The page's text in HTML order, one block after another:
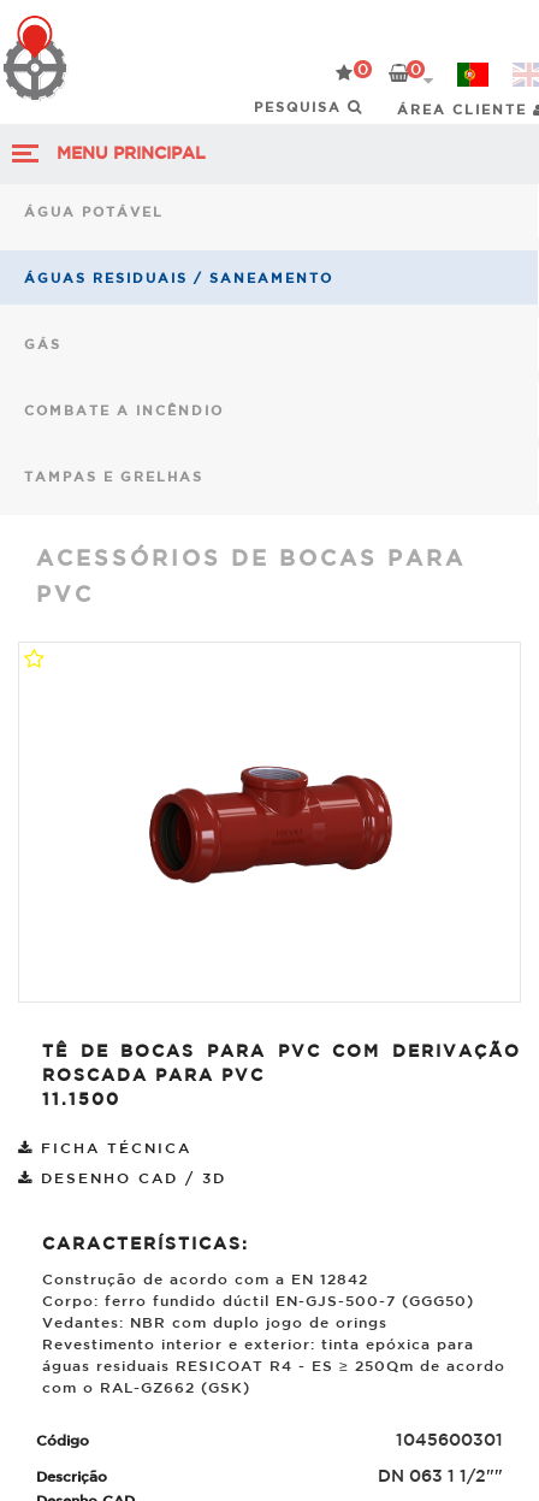
0 0
ÁREA CLIENTE
MENU PRINCIPAL
ÁGUA POTÁVEL
ÁGUAS RESIDUAIS / SANEAMENTO
GÁS
COMBATE A INCÊNDIO
TAMPAS E GRELHAS
ACESSÓRIOS DE BOCAS PARA
PVC
TÊ DE BOCAS PARA PVC COM DERIVAÇÃO
ROSCADA PARA PVC
11.1500
FICHA TÉCNICA
DESENHO CAD / 3D
CARACTERÍSTICAS:
Construção de acordo com a EN 12842
Corpo: ferro fundido dúctil EN-GJS-500-7 (GGG50)
Vedantes: NBR com duplo jogo de orings
Revestimento interior e exterior: tinta epóxica para
águas residuais RESICOAT R4 - ES ≥ 250µm de acordo
com o RAL-GZ662 (GSK)
1045600301
DN 063 1 1/2""